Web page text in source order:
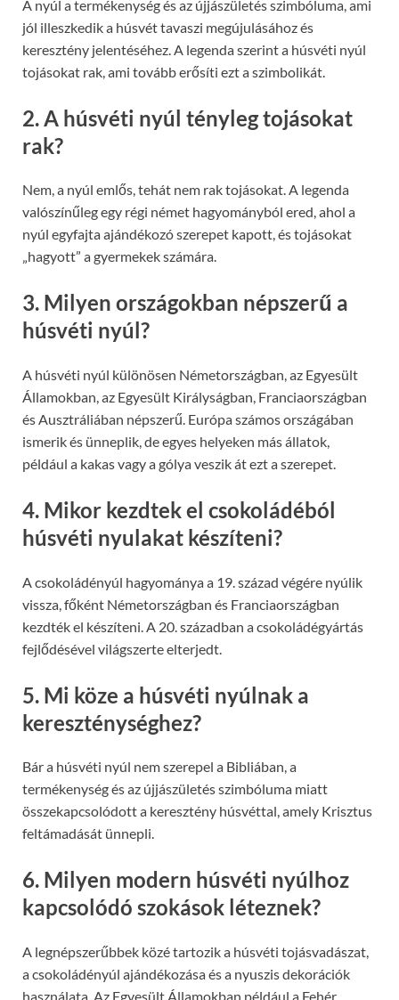
A nyúl a termékenység és az újjászületés szimbóluma, ami
jól illeszkedik a húsvét tavaszi megújulásához és
keresztény jelentéséhez. A legenda szerint a húsvéti nyúl
tojásokat rak, ami tovább erősíti ezt a szimbolikát.
2. A húsvéti nyúl tényleg tojásokat
rak?
Nem, a nyúl emlős, tehát nem rak tojásokat. A legenda
valószínűleg egy régi német hagyományból ered, ahol a
nyúl egyfajta ajándékozó szerepet kapott, és tojásokat
„hagyott” a gyermekek számára.
3. Milyen országokban népszerű a
húsvéti nyúl?
A húsvéti nyúl különösen Németországban, az Egyesült
Államokban, az Egyesült Királyságban, Franciaországban
és Ausztráliában népszerű. Európa számos országában
ismerik és ünneplik, de egyes helyeken más állatok,
például a kakas vagy a gólya veszik át ezt a szerepet.
4. Mikor kezdtek el csokoládéból
húsvéti nyulakat készíteni?
A csokoládényúl hagyománya a 19. század végére nyúlik
vissza, főként Németországban és Franciaországban
kezdték el készíteni. A 20. században a csokoládégyártás
fejlődésével világszerte elterjedt.
5. Mi köze a húsvéti nyúlnak a
kereszténységhez?
Bár a húsvéti nyúl nem szerepel a Bibliában, a
termékenység és az újjászületés szimbóluma miatt
összekapcsolódott a keresztény húsvéttal, amely Krisztus
feltámadását ünnepli.
6. Milyen modern húsvéti nyúlhoz
kapcsolódó szokások léteznek?
A legnépszerűbbek közé tartozik a húsvéti tojásvadászat,
a csokoládényúl ajándékozása és a nyuszis dekorációk
használata. Az Egyesült Államokban például a Fehér